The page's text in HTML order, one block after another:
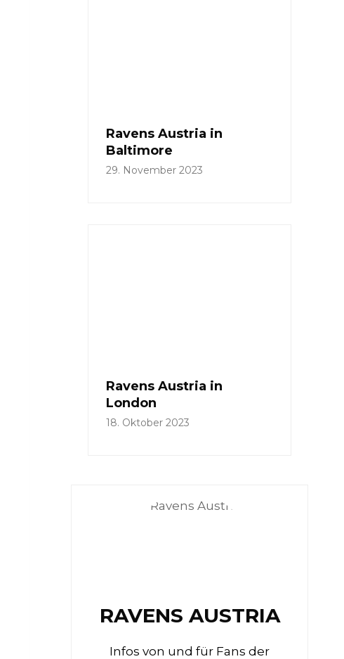
Ravens Austria in
Baltimore
29. November 2023
Ravens Austria in
London
18. Oktober 2023
RAVENS AUSTRIA
Infos von und für Fans der